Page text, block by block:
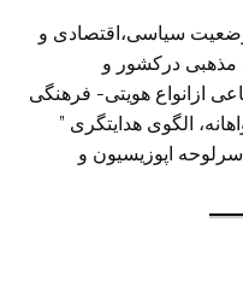
سیاسی،اقتصادی و
مذهبی درکشور و
ازانواع هویتی- فرهنگی
الگوی هدایتگری ”
اپوزیسیون و